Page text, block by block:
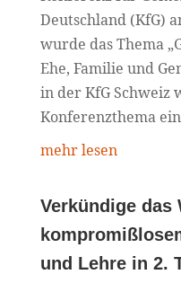
Deutschland (KfG)
wurde das Thema
Ehe, Familie und
in der KfG Schweiz
Konferenzthema
mehr lesen
Verkündige das
und Lehre in 2.